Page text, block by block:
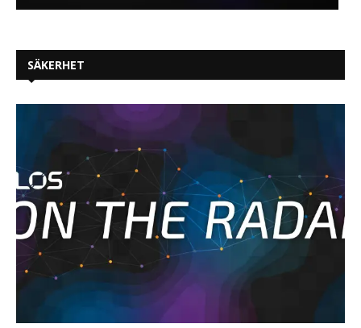
SÄKERHET